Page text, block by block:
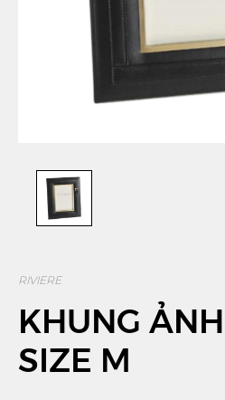
RIVIERE
KHUNG
SIZE M